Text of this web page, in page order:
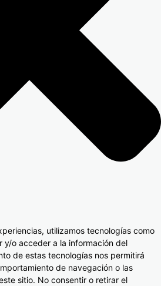
utilizamos tecnologías como
y/o acceder a la información del
de estas tecnologías nos permitirá
de navegación o las
sitio. No consentir o retirar el